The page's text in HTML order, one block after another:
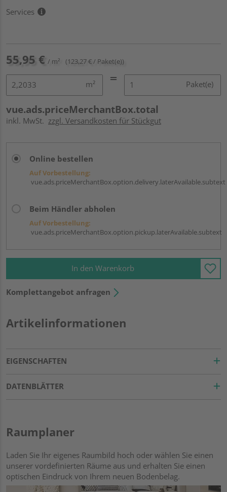
Services
55,95 € / m² (123,27 € / Paket(e))
m² Paket(e)
vue.ads.priceMerchantBox.total
inkl. MwSt. zzgl. Versandkosten für Stückgut
Online bestellen
Auf Vorbestellung:
vue.ads.priceMerchantBox.option.delivery.laterAvailable.subtext
Beim Händler abholen
Auf Vorbestellung:
vue.ads.priceMerchantBox.option.pickup.laterAvailable.subtext
In den Warenkorb
Komplettangebot anfragen
Artikelinformationen
EIGENSCHAFTEN
DATENBLÄTTER
Raumplaner
Laden Sie Ihr eigenes Raumbild hoch oder wählen Sie einen
unserer vordefinierten Räume aus und erhalten Sie einen
optischen Eindruck von Ihrem neuen Bodenbelag.